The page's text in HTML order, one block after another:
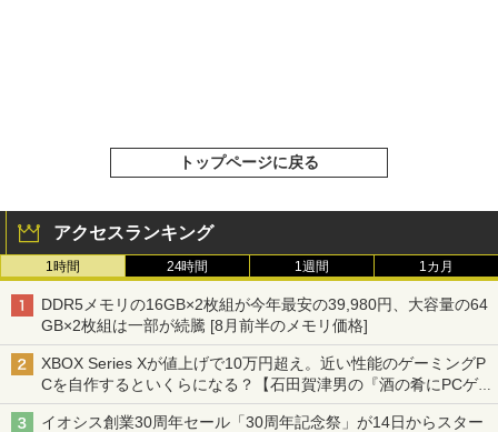
トップページに戻る
アクセスランキング
1時間 24時間 1週間 1カ月
DDR5メモリの16GB×2枚組が今年最安の39,980円、大容量の64
GB×2枚組は一部が続騰 [8月前半のメモリ価格]
XBOX Series Xが値上げで10万円超え。近い性能のゲーミングP
Cを自作するといくらになる？【石田賀津男の『酒の肴にPCゲ
ーム』】
イオシス創業30周年セール「30周年記念祭」が14日からスター